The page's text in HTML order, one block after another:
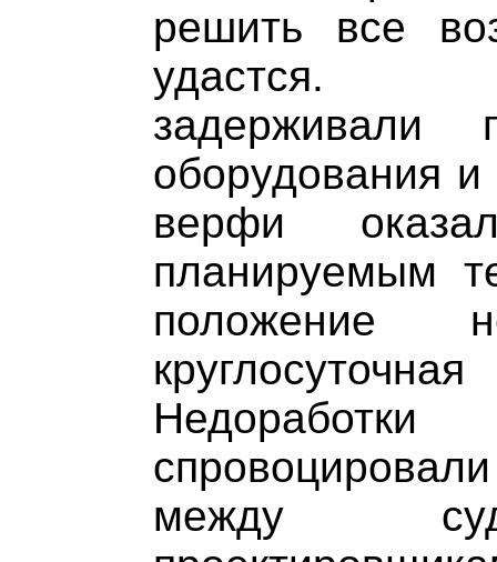
решить все
удастся.
задерживали
оборудования
верфи
планируемым
положение
между